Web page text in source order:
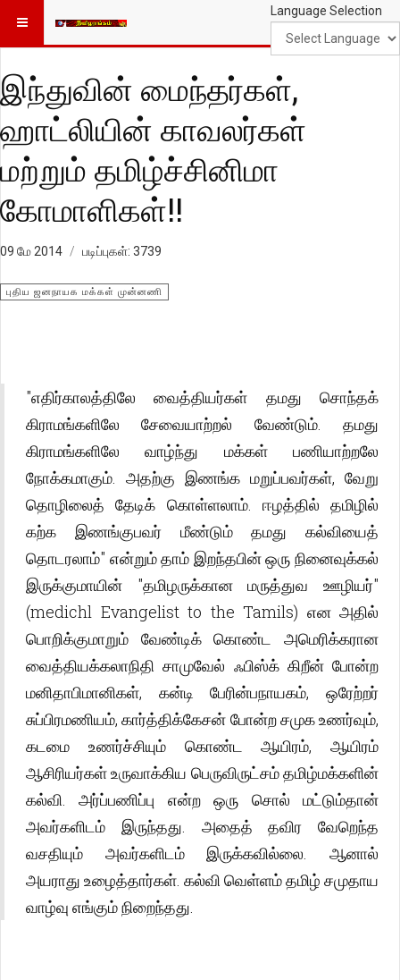
Language Selection
இந்துவின் மைந்தர்கள்,
ஹாட்லியின் காவலர்கள்
மற்றும் தமிழ்ச்சினிமா
கோமாளிகள்!!
09 மே 2014 படிப்புகள்: 3739
புதிய ஜனநாயக மக்கள் முன்னணி
"எதிர்காலத்திலே வைத்தியர்கள் தமது சொந்தக்
கிராமங்களிலே சேவையாற்றல் வேண்டும். தமது
கிராமங்களிலே வாழ்ந்து மக்கள் பணியாற்றலே
நோக்கமாகும். அதற்கு இணங்க மறுப்பவர்கள், வேறு
தொழிலைத் தேடிக் கொள்ளலாம். ஈழத்தில் தமிழில்
கற்க இணங்குபவர் மீண்டும் தமது கல்வியைத்
தொடரலாம்" என்றும் தாம் இறந்தபின் ஒரு நினைவுக்கல்
இருக்குமாயின் "தமிழருக்கான மருத்துவ ஊழியர்"
(medichl Evangelist to the Tamils) என அதில்
பொறிக்குமாறும் வேண்டிக் கொண்ட அமெரிக்கரான
வைத்தியக்கலாநிதி சாமுவேல் ஃபிஸ்க் கிறீன் போன்ற
மனிதாபிமானிகள், கன்டி பேரின்பநாயகம், ஒரேற்றர்
சுப்பிரமணியம், கார்த்திக்கேசன் போன்ற சமுக உணர்வும்,
கடமை உணர்ச்சியும் கொண்ட ஆயிரம், ஆயிரம்
ஆசிரியர்கள் உருவாக்கிய பெருவிருட்சம் தமிழ்மக்களின்
கல்வி. அர்ப்பணிப்பு என்ற ஒரு சொல் மட்டும்தான்
அவர்களிடம் இருந்தது. அதைத் தவிர வேறெந்த
வசதியும் அவர்களிடம் இருக்கவில்லை. ஆனால்
அயராது உழைத்தார்கள். கல்வி வெள்ளம் தமிழ் சமுதாய
வாழ்வு எங்கும் நிறைந்தது.